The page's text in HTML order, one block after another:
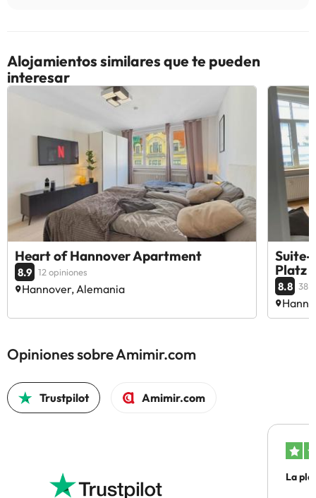
Alojamientos similares que te pueden
interesar
Heart of Hannover Apartment
8.9 12 opiniones
Hannover, Alemania
Platz
8.8 38
Opiniones sobre Amimir.com
Trustpilot Amimir.com
La